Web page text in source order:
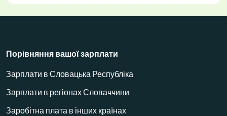
Порівняння вашої зарплати
Зарплати в Словацька Республіка
Зарплати в регіонах Словаччини
Заробітна плата в інших країнах